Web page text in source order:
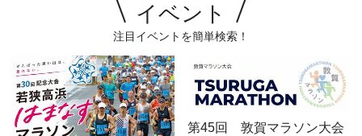
イベント
注目イベントを簡単検索！
第45回 敦賀マラソン大会